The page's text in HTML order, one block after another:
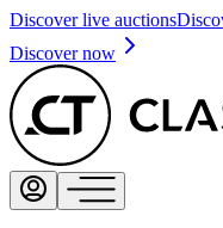
Discover live auctions
Discover now